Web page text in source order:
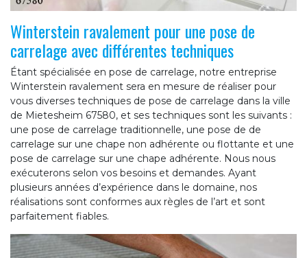
Winterstein ravalement pour une pose de
carrelage avec différentes techniques
Étant spécialisée en pose de carrelage, notre entreprise
Winterstein ravalement sera en mesure de réaliser pour
vous diverses techniques de pose de carrelage dans la ville
de Mietesheim 67580, et ses techniques sont les suivants :
une pose de carrelage traditionnelle, une pose de de
carrelage sur une chape non adhérente ou flottante et une
pose de carrelage sur une chape adhérente. Nous nous
exécuterons selon vos besoins et demandes. Ayant
plusieurs années d’expérience dans le domaine, nos
réalisations sont conformes aux règles de l’art et sont
parfaitement fiables.